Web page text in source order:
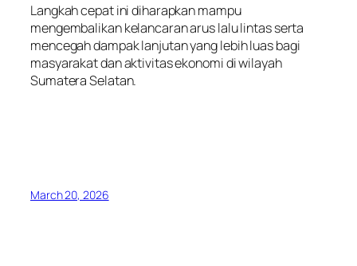
Langkah cepat ini diharapkan mampu
mengembalikan kelancaran arus lalu lintas serta
mencegah dampak lanjutan yang lebih luas bagi
masyarakat dan aktivitas ekonomi di wilayah
Sumatera Selatan.
March 20, 2026